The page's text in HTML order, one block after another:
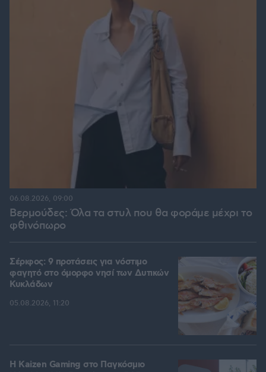
Βερμούδες: Όλα τα στυλ που θα φοράμε μέχρι το
φθινόπωρο
06.08.2026, 09:00
Σέριφος: 9 προτάσεις για νόστιμο
φαγητό στο όμορφο νησί των Δυτικών
Κυκλάδων
05.08.2026, 11:20
H Kaizen Gaming στο Παγκόσμιο